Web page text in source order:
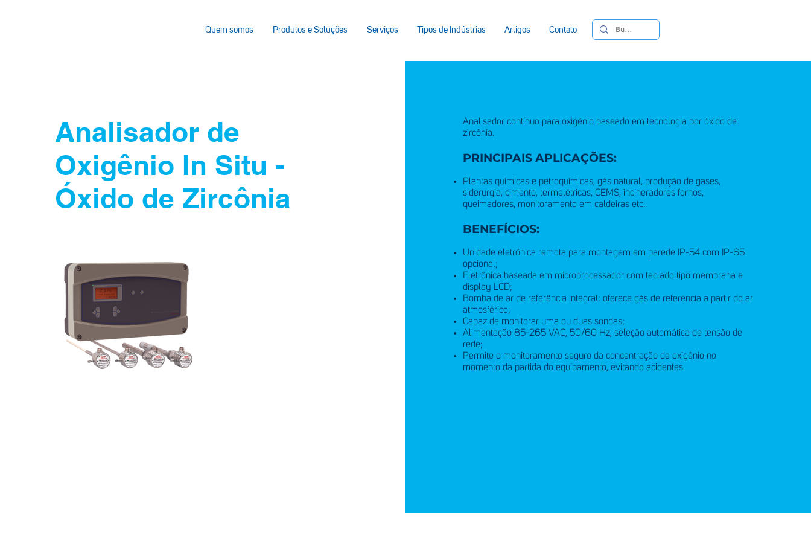
Quem somos Produtos e Soluções Serviços Tipos de Indústrias Artigos Contato
Analisador de
Oxigênio In Situ -
Óxido de Zircônia
Analisador contínuo para oxigênio baseado em tecnologia por óxido de
zircônia.
PRINCIPAIS APLICAÇÕES:
Plantas químicas e petroquímicas, gás natural, produção de gases,
siderurgia, cimento, termelétricas, CEMS, incineradores fornos,
queimadores, monitoramento em caldeiras etc.
BENEFÍCIOS:
Unidade eletrônica remota para montagem em parede IP-54 com IP-65
opcional;
Eletrônica baseada em microprocessador com teclado tipo membrana e
display LCD;
Bomba de ar de referência integral: oferece gás de referência a partir do ar
atmosférico;
Capaz de monitorar uma ou duas sondas;
Alimentação 85-265 VAC, 50/60 Hz, seleção automática de tensão de
rede;
Permite o monitoramento seguro da concentração de oxigênio no
momento da partida do equipamento, evitando acidentes.